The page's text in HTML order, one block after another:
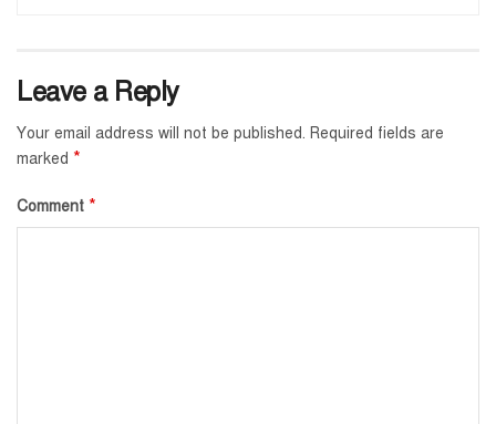
Leave a Reply
Your email address will not be published. Required fields are
marked *
Comment *